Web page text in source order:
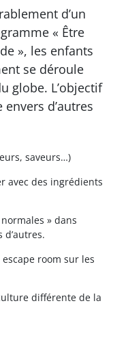
d’un
« Être
», les enfants
se déroule
globe. L’objectif
d’autres
saveurs…)
avec des ingrédients
» dans
room sur les
différente de la